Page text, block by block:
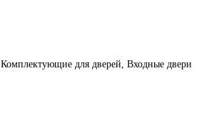
для дверей, Входные двери